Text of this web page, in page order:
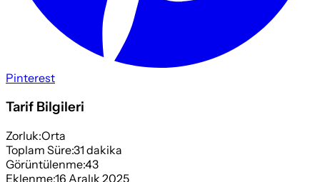
Pinterest
Tarif Bilgileri
Zorluk:Orta
Toplam Süre:31 dakika
Görüntülenme:43
Eklenme:16 Aralık 2025